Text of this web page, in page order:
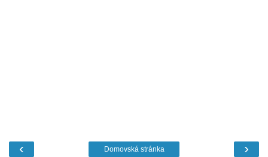
‹ ›
Domovská stránka